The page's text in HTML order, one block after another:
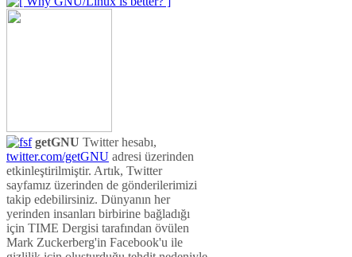
getGNU Twitter hesabı,
twitter.com/getGNU adresi üzerinden
etkinleştirilmiştir. Artık, Twitter
sayfamız üzerinden de gönderilerimizi
takip edebilirsiniz. Dünyanın her
yerinden insanları birbirine bağladığı
için TIME Dergisi tarafından övülen
Mark Zuckerberg'in Facebook'u ile